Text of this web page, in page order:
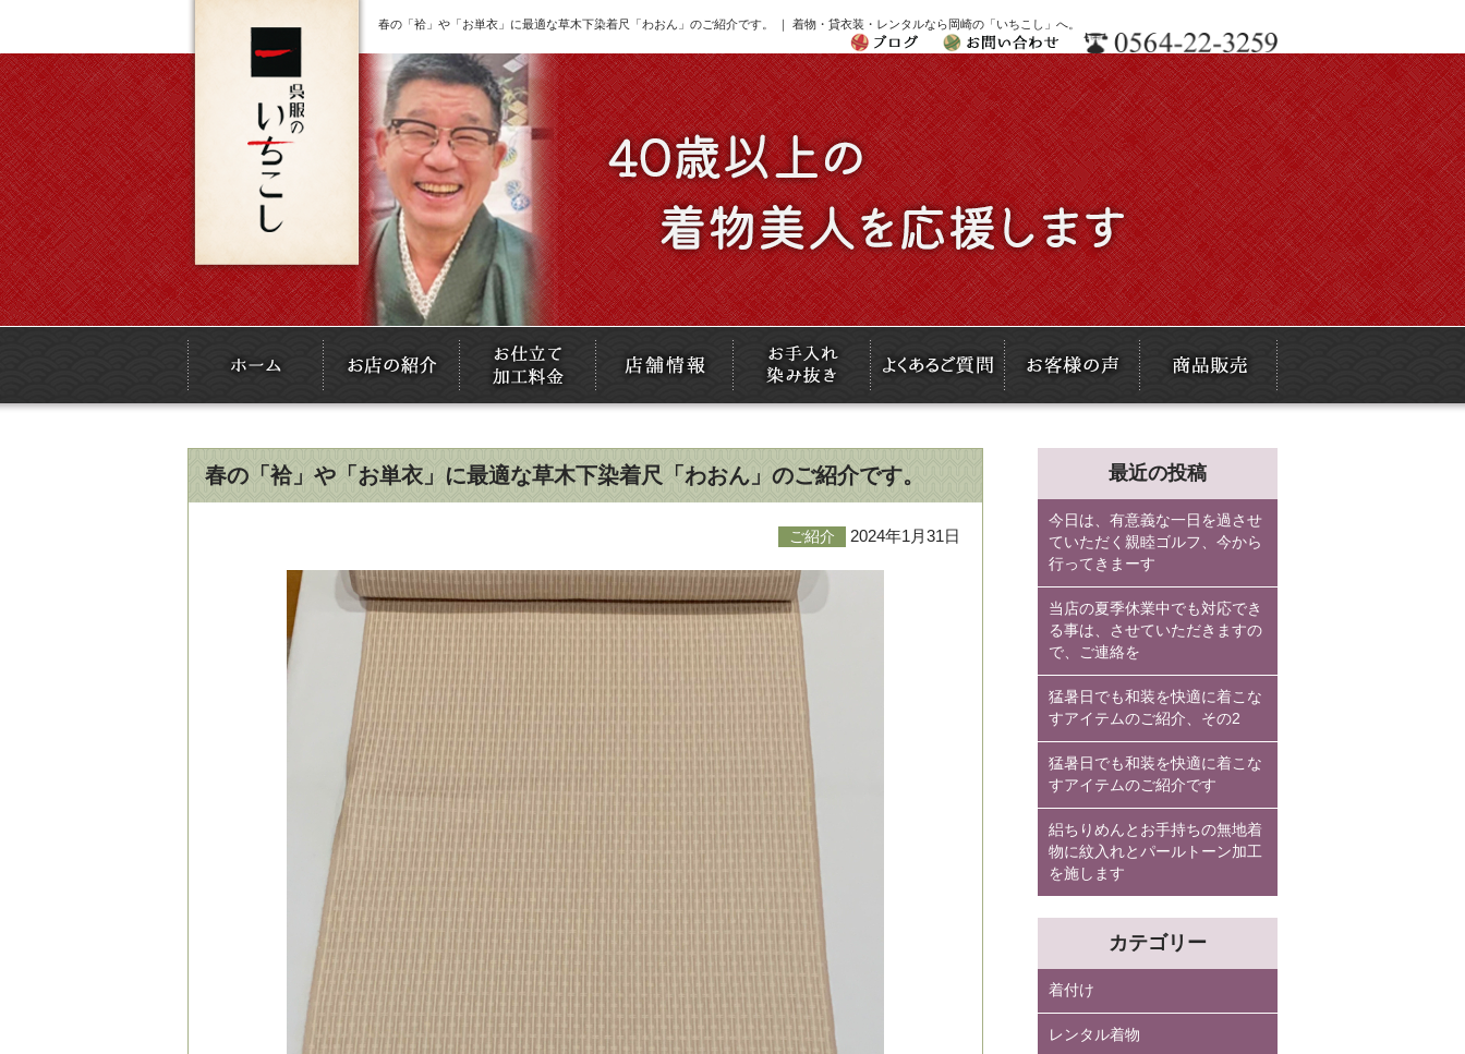
春の「袷」や「お単衣」に最適な草木下染着尺「わおん」のご紹介です。 ｜ 着物・貸衣装・レンタルなら岡崎の「いちこし」へ。
春の「袷」や「お単衣」に最適な草木下染着尺「わおん」のご紹介です。
ご紹介 2024年1月31日
最近の投稿
今日は、有意義な一日を過させ
ていただく親睦ゴルフ、今から
行ってきまーす
当店の夏季休業中でも対応でき
る事は、させていただきますの
で、ご連絡を
猛暑日でも和装を快適に着こな
すアイテムのご紹介、その2
猛暑日でも和装を快適に着こな
すアイテムのご紹介です
絽ちりめんとお手持ちの無地着
物に紋入れとパールトーン加工
を施します
カテゴリー
着付け
レンタル着物